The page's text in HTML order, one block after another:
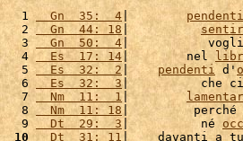
  1
  Gn  35:  4
| pendenti
  2
  Gn  44: 18
|
  3
  Gn  50:  4
|
  4
  Es  17: 14
|        nel
  5
  Es  32:  2
| pendenti d'
  6
  Es  32:  3
|          che
  7
  Nm  11:  1
|
  8
  Nm  11: 18
|         perché
  9
  Dt  29:  3
|          né
10
  Dt  31: 11
|    davanti a